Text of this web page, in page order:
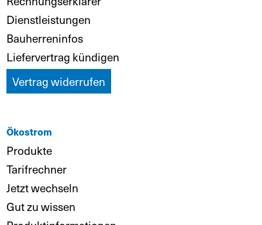
Dienstleistungen
Bauherreninfos
Liefervertrag kündigen
Vertrag widerrufen
Ökostrom
Produkte
Tarifrechner
Jetzt wechseln
Gut zu wissen